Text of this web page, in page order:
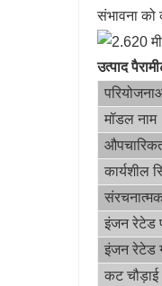
संभावना
उत्पाद
मॉडल नाम
कार्यशील
इंजन रेटेड
इंजन रेटेड
कट